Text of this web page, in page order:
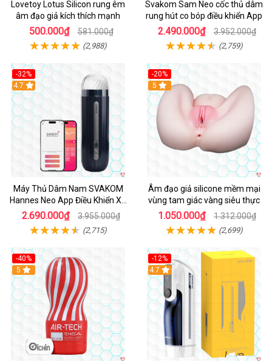
Lovetoy Lotus Silicon rung êm
âm đạo giả kích thích mạnh
500.000₫ 581.000₫
(2,988)
Svakom Sam Neo cốc thủ dâm
rung hút co bóp điều khiển App
2.490.000₫ 3.952.000₫
(2,759)
-32%
Hot
4.7
Máy Thủ Dâm Nam SVAKOM
Hannes Neo App Điều Khiển Xa
Cao Cấp
2.690.000₫ 3.955.000₫
(2,715)
-20%
Hot
5
Âm đạo giả silicone mềm mại
vùng tam giác vàng siêu thực
1.050.000₫ 1.312.000₫
(2,699)
-40%
Hot
5
-12%
Hot
4.7